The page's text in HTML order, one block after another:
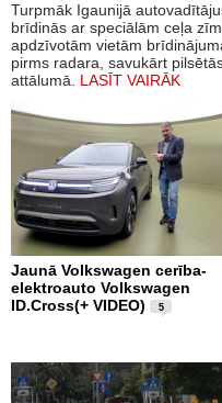
Turpmāk Igaunijā
brīdinās ar speciālām ceļa
apdzīvotām vietām
pirms radara, savukārt
attālumā. LASĪT VAIRĀK
Jaunā Volkswagen cerība-
elektroauto Volkswagen
ID.Cross(+ VIDEO)
5